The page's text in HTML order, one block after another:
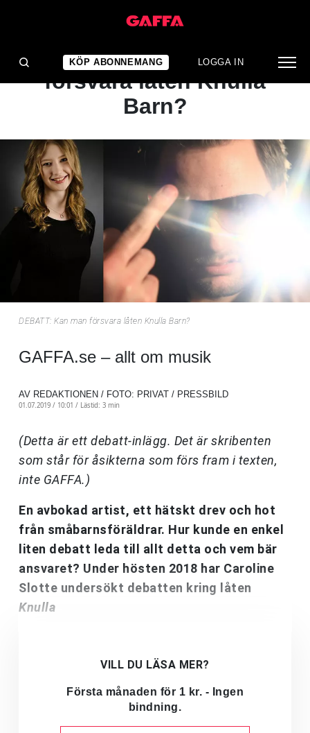
KÖP ABONNEMANG LOGGA IN
ARTIKEL
DEBATT: Kan man
försvara låten Knulla
Barn?
DEBATT: Kan man försvara låten Knulla Barn?
GAFFA.se – allt om musik
AV REDAKTIONEN / FOTO: PRIVAT / PRESSBILD
01.07.2019 / 10:01 / Lästid: 3 min
(Detta är ett debatt-inlägg. Det är skribenten
som står för åsikterna som förs fram i texten,
inte GAFFA.)
En avbokad artist, ett hätskt drev och hot
från småbarnsföräldrar. Hur kunde en enkel
liten debatt leda till allt detta och vem bär
ansvaret? Under hösten 2018 har Caroline
Slotte undersökt debatten kring låten
Knulla
VILL DU LÄSA MER?
Första månaden för 1 kr. - Ingen
bindning.